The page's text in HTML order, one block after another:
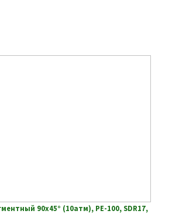
90х45° (10атм), РЕ-100, SDR17,